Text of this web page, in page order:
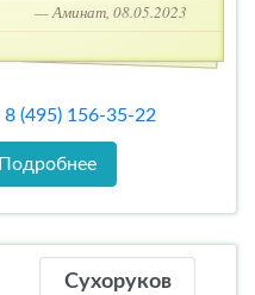
— Аминат, 08.05.2023
8 (495) 156-35-22
Подробнее
Сухоруков